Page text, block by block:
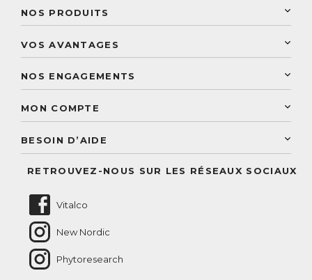
NOS PRODUITS
Laboratoire Landais
Découvrez le catalogue
VOS AVANTAGES
Paiement sécurisé
Conseils personnalisés
NOS ENGAGEMENTS
Conseil personnalisé
MON COMPTE
BESOIN D’AIDE
RETROUVEZ-NOUS SUR LES RÉSEAUX SOCIAUX
Vitalco
New Nordic
Phytoresearch